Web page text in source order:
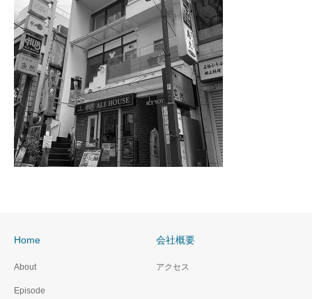
Home
About
Episode
会社概要
アクセス